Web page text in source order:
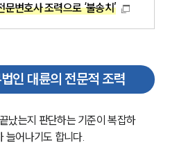
보도
블로그
/브로슈어
미나
상담예약
변호사 조력으로 ‘불송치’
인 대륜의 전문적 조력
났는지 판단하는 기준이 복잡하
늘어나기도 합니다.